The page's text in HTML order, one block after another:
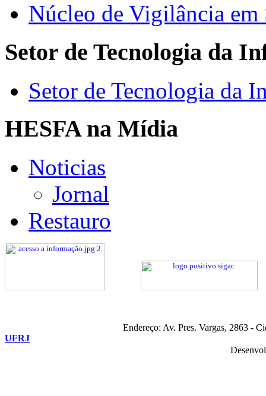
Núcleo de Vigilância em
Setor de Tecnologia da
Setor de Tecnologia da
HESFA na Mídia
Noticias
Jornal
Restauro
Endereço: Av. Pres. Vargas, 2863 -
UFRJ